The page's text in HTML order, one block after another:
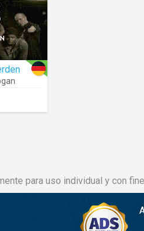
para uso individual y con